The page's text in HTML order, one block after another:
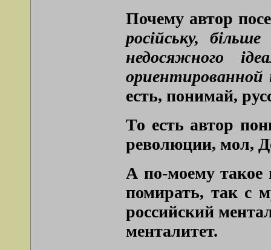
Почему автор
російську,
недосяжного
есть, понимай,
То есть автор
революции, мол,
А по-моему такое
помирать, так с
российский
менталитет.